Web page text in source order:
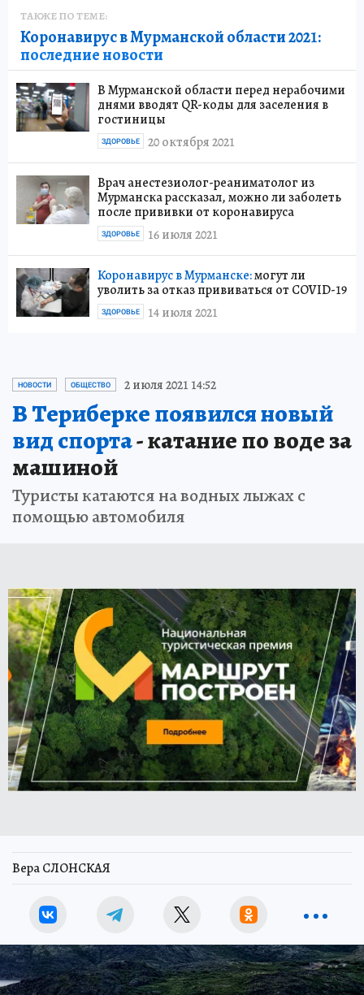
ТАКЖЕ ПО ТЕМЕ:
Коронавирус в Мурманской области 2021:
последние новости
В Мурманской области перед нерабочими
днями вводят QR-коды для заселения в
гостиницы
20 октября 2021
ЗДОРОВЬЕ
Врач анестезиолог-реаниматолог из
Мурманска рассказал, можно ли заболеть
после прививки от коронавируса
16 июля 2021
ЗДОРОВЬЕ
Коронавирус в Мурманске:могут ли
уволить за отказ прививаться от COVID-19
14 июля 2021
ЗДОРОВЬЕ
НОВОСТИ ОБЩЕСТВО 2 июля 2021 14:52
В Териберке появился новый
вид спорта- катание по воде за
машиной
Туристы катаются на водных лыжах с
помощью автомобиля
Вера СЛОНСКАЯ